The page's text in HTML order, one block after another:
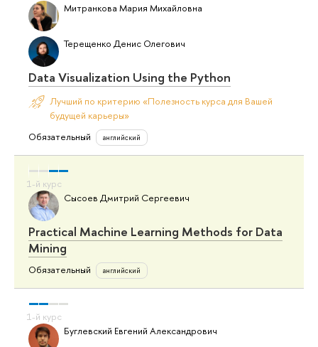
Митранкова Мария Михайловна
Терещенко Денис Олегович
Data Visualization Using the Python
Лучший по критерию «Полезность курса для Вашей
будущей карьеры»
Обязательный
английский
Сысоев Дмитрий Сергеевич
Practical Machine Learning Methods for Data
Mining
Обязательный английский
Буглевский Евгений Александрович